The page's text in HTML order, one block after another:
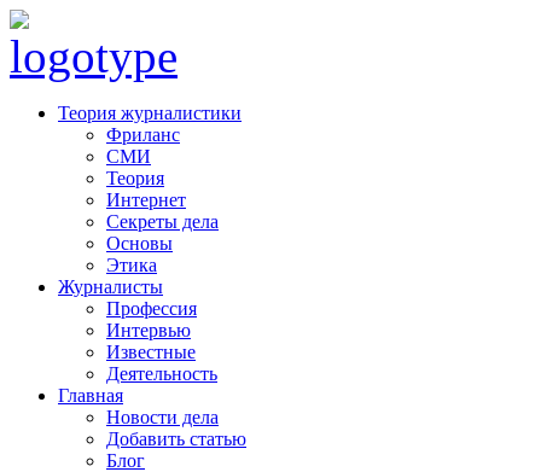
Теория журналистики
Фриланс
СМИ
Теория
Интернет
Секреты дела
Основы
Этика
Журналисты
Профессия
Интервью
Известные
Деятельность
Главная
Новости дела
Добавить статью
Блог